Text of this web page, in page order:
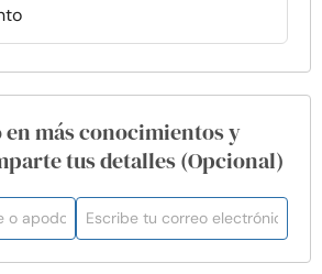
en más conocimientos y
tus detalles (Opcional)